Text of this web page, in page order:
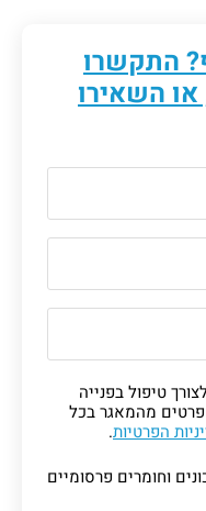
התקשרו
או השאירו
טיפול בפנייה
פרטים מהמאגר בכל
הפרטיות.
וחומרים פרסומיים